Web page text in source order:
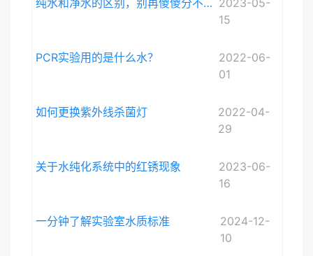
15
PCR实验用的是什么水？
2022-06-
01
如何更换紫外线杀菌灯
2022-04-
29
关于水纯化系统中的红锈现象
2023-06-
16
一分钟了解实验室水质标准
2024-12-
10